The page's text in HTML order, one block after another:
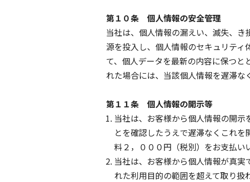
第１０条 個人情報の安全管理
当社は、個人情報の漏えい、滅失、
源を投入し、個人情報のセキュリテ
て、個人データを最新の内容に保つ
れた場合には、当該個人情報を遅滞な
第１１条 個人情報の開示等
当社は、お客様から個人情報の開
とを確認したうえで遅滞なくこれ
料２，０００円（税別）をお支払い
当社は、お客様から個人情報が真
れた利用目的の範囲を超えて取り